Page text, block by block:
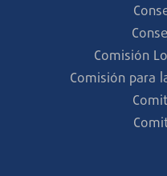
Comisión
Comisión para